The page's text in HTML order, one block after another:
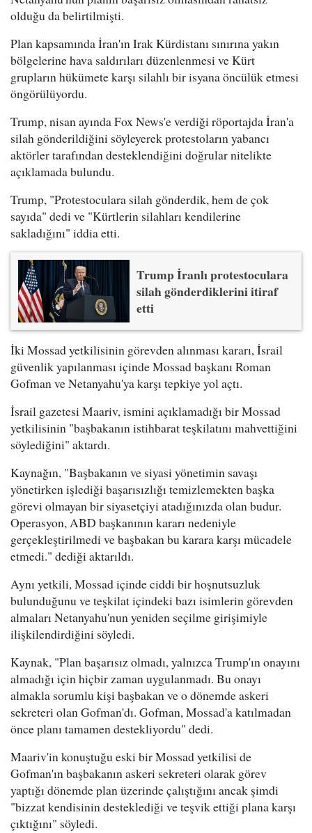
olduğu da belirtilmişti.
Plan kapsamında İran'ın Irak Kürdistanı sınırına yakın
bölgelerine hava saldırıları düzenlenmesi ve Kürt
grupların hükümete karşı silahlı bir isyana öncülük etmesi
öngörülüyordu.
Trump, nisan ayında Fox News'e verdiği röportajda İran'a
silah gönderildiğini söyleyerek protestoların yabancı
aktörler tarafından desteklendiğini doğrular nitelikte
açıklamada bulundu.
Trump, "Protestoculara silah gönderdik, hem de çok
sayıda" dedi ve "Kürtlerin silahları kendilerine
sakladığını" iddia etti.
Trump İranlı protestoculara
silah gönderdiklerini itiraf
etti
İki Mossad yetkilisinin görevden alınması kararı, İsrail
güvenlik yapılanması içinde Mossad başkanı Roman
Gofman ve Netanyahu'ya karşı tepkiye yol açtı.
İsrail gazetesi Maariv, ismini açıklamadığı bir Mossad
yetkilisinin "başbakanın istihbarat teşkilatını mahvettiğini
söylediğini" aktardı.
Kaynağın, "Başbakanın ve siyasi yönetimin savaşı
yönetirken işlediği başarısızlığı temizlemekten başka
görevi olmayan bir siyasetçiyi atadığınızda olan budur.
Operasyon, ABD başkanının kararı nedeniyle
gerçekleştirilmedi ve başbakan bu karara karşı mücadele
etmedi." dediği aktarıldı.
Aynı yetkili, Mossad içinde ciddi bir hoşnutsuzluk
bulunduğunu ve teşkilat içindeki bazı isimlerin görevden
almaları Netanyahu'nun yeniden seçilme girişimiyle
ilişkilendirdiğini söyledi.
Kaynak, "Plan başarısız olmadı, yalnızca Trump'ın onayını
almadığı için hiçbir zaman uygulanmadı. Bu onayı
almakla sorumlu kişi başbakan ve o dönemde askeri
sekreteri olan Gofman'dı. Gofman, Mossad'a katılmadan
önce planı tamamen destekliyordu" dedi.
Maariv'in konuştuğu eski bir Mossad yetkilisi de
Gofman'ın başbakanın askeri sekreteri olarak görev
yaptığı dönemde plan üzerinde çalıştığını ancak şimdi
"bizzat kendisinin desteklediği ve teşvik ettiği plana karşı
çıktığını" söyledi.